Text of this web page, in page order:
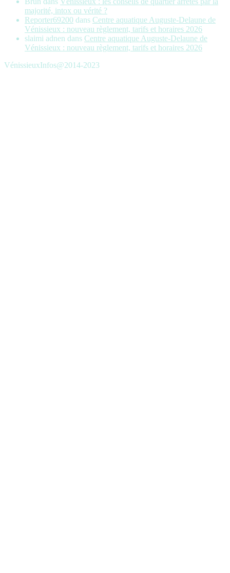
majorité, intox ou vérité ?
Reporter69200 dans Centre aquatique Auguste-Delaune de
Vénissieux : nouveau règlement, tarifs et horaires 2026
slaimi adnen dans Centre aquatique Auguste-Delaune de
Vénissieux : nouveau règlement, tarifs et horaires 2026
VénissieuxInfos@2014-2023